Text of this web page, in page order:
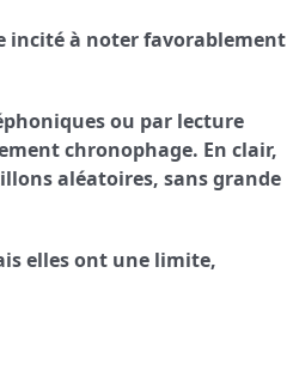
incité à noter favorablement
ou par lecture
chronophage. En clair,
aléatoires, sans grande
elles ont une limite,